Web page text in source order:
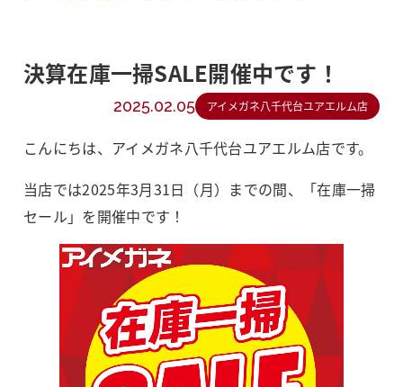
決算在庫一掃SALE開催中です！
2025.02.05 アイメガネ八千代台ユアエルム店
こんにちは、アイメガネ八千代台ユアエルム店です。
当店では2025年3月31日（月）までの間、「在庫一掃
セール」を開催中です！